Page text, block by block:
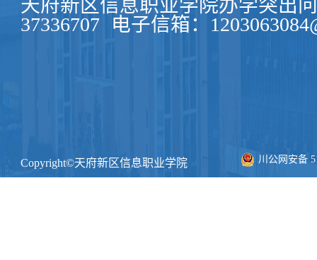
天府新区信息职业学院办学突出
37336707
电子信箱：
Copyright©天府新区信息职业学院 川公网安备